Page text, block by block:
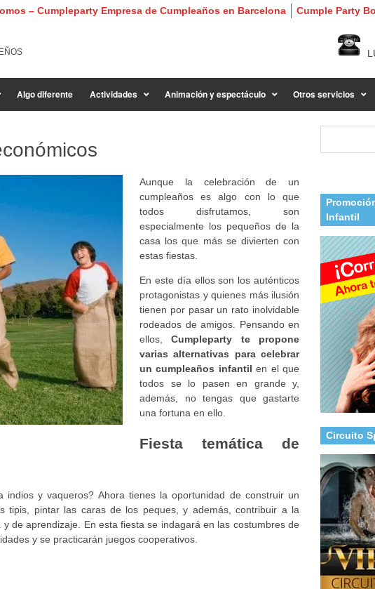
Cumple Party
– Cumpleparty Empresa de Cumpleaños en Barcelona
Algo diferente Actividades Animación y espectáculo Otros servicios
Aunque la celebración de un
cumpleaños es algo con lo que
todos disfrutamos, son
especialmente los pequeños de la
casa los que más se divierten con
estas fiestas.
En este día ellos son los auténticos
protagonistas y quienes más ilusión
tienen por pasar un rato inolvidable
rodeados de amigos. Pensando en
ellos,Cumpleparty te propone
varias alternativas para celebrar
un cumpleaños infantil en el que
todos se lo pasen en grande y,
además, no tengas que gastarte
una fortuna en ello.
Fiesta temática de
y vaqueros? Ahora tienes la oportunidad de construir un
tipis, pintar las caras de los peques, y además, contribuir a la
de aprendizaje. En esta fiesta se indagará en las costumbres de
y se practicarán juegos cooperativos.
Infantil
Circuito